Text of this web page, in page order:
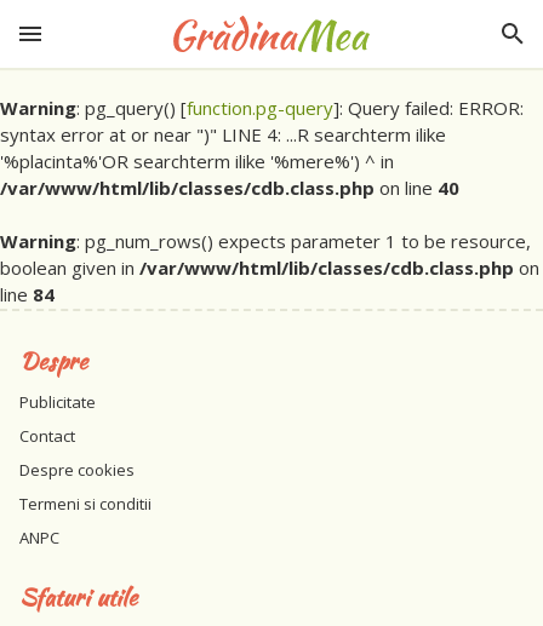
Warning: pg_query() [function.pg-query]: Query failed: ERROR:
syntax error at or near ")" LINE 4: ...R searchterm ilike
'%placinta%'OR searchterm ilike '%mere%') ^ in
/var/www/html/lib/classes/cdb.class.php on line 40
Warning: pg_num_rows() expects parameter 1 to be resource,
boolean given in /var/www/html/lib/classes/cdb.class.php on
line 84
Despre
Publicitate
Contact
Despre cookies
Termeni si conditii
ANPC
Sfaturi utile